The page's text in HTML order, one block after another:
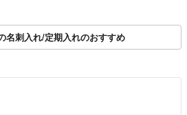
名刺入れ/定期入れのおすすめ